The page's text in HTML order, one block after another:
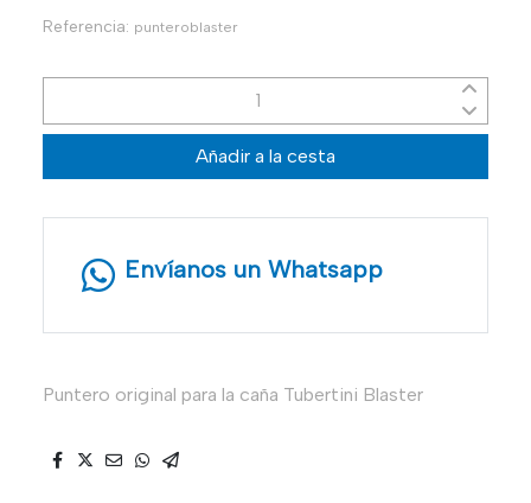
Referencia: punteroblaster
Añadir a la cesta
Envíanos un Whatsapp
Puntero original para la caña Tubertini Blaster